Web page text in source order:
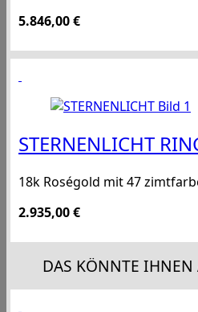
5.846,00€
STERNENLICHT
18k Roségold mit 47
2.935,00€
DAS KÖNNTE IHNEN